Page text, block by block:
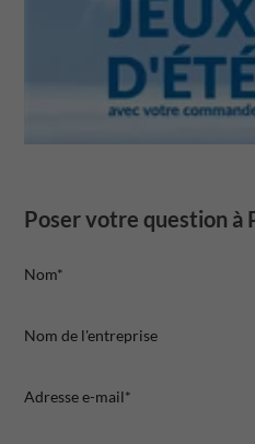
Poser votre question à
Nom*
Nom de l'entreprise
Adresse e-mail*